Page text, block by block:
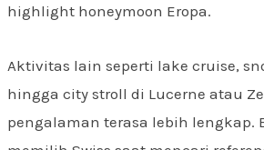
highlight honeymoon Eropa.
Aktivitas lain seperti lake cruise,
hingga city stroll di Lucerne atau
pengalaman terasa lebih lengkap.